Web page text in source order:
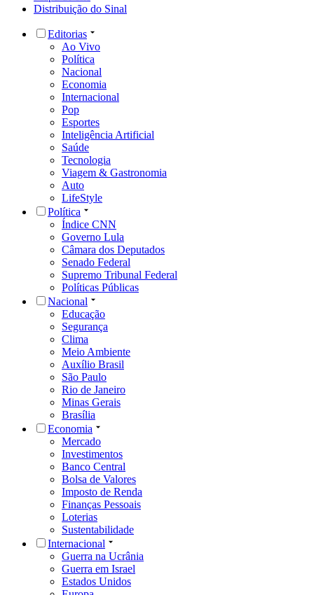
Distribuição do Sinal
Editorias
Ao Vivo
Política
Nacional
Economia
Internacional
Pop
Esportes
Inteligência Artificial
Saúde
Tecnologia
Viagem & Gastronomia
Auto
LifeStyle
Política
Índice CNN
Governo Lula
Câmara dos Deputados
Senado Federal
Supremo Tribunal Federal
Políticas Públicas
Nacional
Educação
Segurança
Clima
Meio Ambiente
Auxílio Brasil
São Paulo
Rio de Janeiro
Minas Gerais
Brasília
Economia
Mercado
Investimentos
Banco Central
Bolsa de Valores
Imposto de Renda
Finanças Pessoais
Loterias
Sustentabilidade
Internacional
Guerra na Ucrânia
Guerra em Israel
Estados Unidos